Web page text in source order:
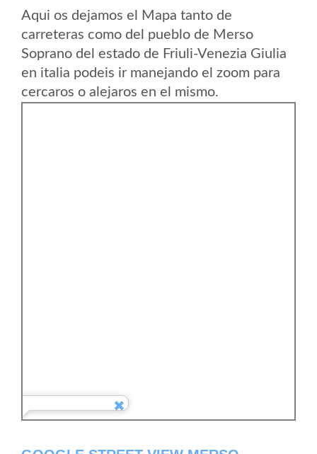
Aqui os dejamos el Mapa tanto de
carreteras como del pueblo de Merso
Soprano del estado de Friuli-Venezia Giulia
en italia podeis ir manejando el zoom para
cercaros o alejaros en el mismo.